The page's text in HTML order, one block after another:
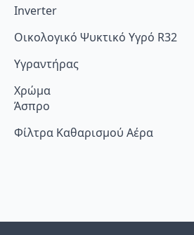
Inverter
Οικολογικό Ψυκτικό Υγρό R32
Υγραντήρας
Χρώμα
Άσπρο
Φίλτρα Καθαρισμού Αέρα